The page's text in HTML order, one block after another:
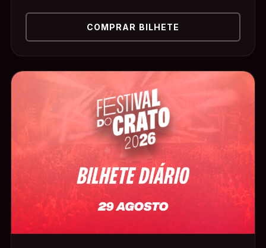
COMPRAR BILHETE